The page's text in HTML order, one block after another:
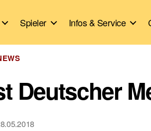
Spieler Infos & Service
Kategorien
Deutscher